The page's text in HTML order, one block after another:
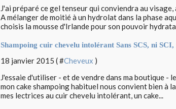
J'ai préparé ce gel tenseur qui conviendra au
A mélanger de moitié à un hydrolat dans la phase
choisis la mousse d'Irlande pour son pouvoir
Shampoing cuir chevelu intolérant Sans SCS, ni SCI,
18 janvier 2015 ( #Cheveux )
J'essaie d'utiliser - et de vendre dans ma boutique
mon cake shampoing habituel nous convient bien à
mes lectrices au cuir chevelu intolérant, un cake...